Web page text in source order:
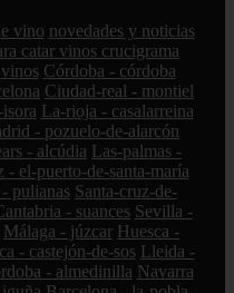
vino novedades y noticias
catar vinos crucigrama
vinos Córdoba - córdoba
Ciudad-real - montiel
La-rioja - casalarreina
- pozuelo-de-alarcón
- alcúdia Las-palmas -
- el-puerto-de-santa-maría
pulianas Santa-cruz-de-
- suances Sevilla -
Málaga - júzcar Huesca -
- castejón-de-sos Lleida -
- almedinilla Navarra